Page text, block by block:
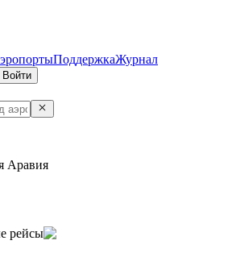
ПоддержкаЖурнал
Войти
Аравия
рейсы